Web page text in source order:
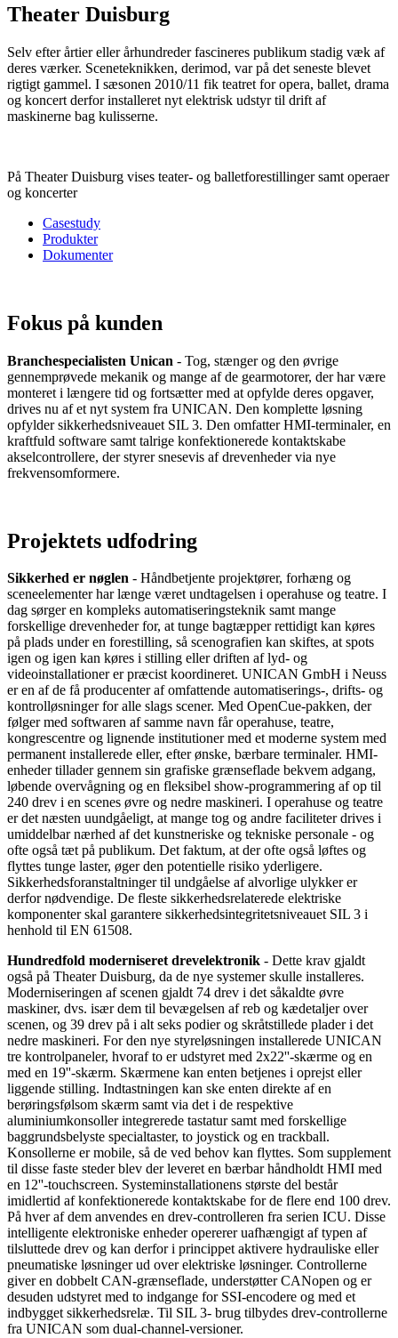
Theater Duisburg
Selv efter årtier eller århundreder fascineres publikum stadig væk af
deres værker. Sceneteknikken, derimod, var på det seneste blevet
rigtigt gammel. I sæsonen 2010/11 fik teatret for opera, ballet, drama
og koncert derfor installeret nyt elektrisk udstyr til drift af
maskinerne bag kulisserne.
På Theater Duisburg vises teater- og balletforestillinger samt operaer
og koncerter
Casestudy
Produkter
Dokumenter
Fokus på kunden
Branchespecialisten Unican - Tog, stænger og den øvrige ​​
gennemprøvede mekanik og mange af de gearmotorer, der har være
monteret i længere tid og fortsætter med at opfylde deres opgaver,
drives nu af et nyt system fra UNICAN. Den komplette løsning
opfylder sikkerhedsniveauet SIL 3. Den omfatter HMI-terminaler, en
kraftfuld software samt talrige konfektionerede kontaktskabe
akselcontrollere, der styrer snesevis af drevenheder via nye
frekvensomformere.
Projektets udfodring
Sikkerhed er nøglen - Håndbetjente projektører, forhæng og
sceneelementer har længe været undtagelsen i operahuse og teatre. I
dag sørger en kompleks automatiseringsteknik samt mange
forskellige drevenheder for, at tunge bagtæpper rettidigt kan køres
på plads under en forestilling, så scenografien kan skiftes, at spots
igen og igen kan køres i stilling eller driften af lyd- og
videoinstallationer er præcist koordineret. UNICAN GmbH i Neuss
er en af ​​de få producenter af omfattende automatiserings-, drifts- og
kontrolløsninger for alle slags scener. Med OpenCue-pakken, der
følger med softwaren af samme navn får operahuse, teatre,
kongrescentre og lignende institutioner med et moderne system med
permanent installerede eller, efter ønske, bærbare terminaler. HMI-
enheder tillader gennem sin grafiske grænseflade bekvem adgang,
løbende overvågning og en fleksibel show-programmering af op til
240 drev i en scenes øvre og nedre maskineri. I operahuse og teatre
er det næsten uundgåeligt, at mange tog og andre faciliteter drives i
umiddelbar nærhed af det kunstneriske og tekniske personale - og
ofte også tæt på publikum. Det faktum, at der ofte også løftes og
flyttes tunge laster, øger den potentielle risiko yderligere.
Sikkerhedsforanstaltninger til undgåelse af ​​alvorlige ulykker er
derfor nødvendige. De fleste sikkerhedsrelaterede elektriske
komponenter skal garantere sikkerhedsintegritetsniveauet SIL 3 i
henhold til EN 61508.
Hundredfold moderniseret drevelektronik - Dette krav gjaldt
også på Theater Duisburg, da de nye systemer skulle installeres.
Moderniseringen af scenen gjaldt 74 drev i det såkaldte øvre
maskiner, dvs. især dem til bevægelsen af reb og kædetaljer over
scenen, og 39 drev på i alt seks podier og skråtstillede plader i det
nedre maskineri. For den nye styreløsningen installerede UNICAN
tre kontrolpaneler, hvoraf to er udstyret med 2x22''-skærme og en
med en 19''-skærm. Skærmene kan enten betjenes i oprejst eller
liggende stilling. Indtastningen kan ske enten direkte af en
berøringsfølsom skærm samt via det i de respektive
aluminiumkonsoller integrerede tastatur samt med forskellige
baggrundsbelyste specialtaster, to joystick og en trackball.
Konsollerne er mobile, så de ved behov kan flyttes. Som supplement
til disse faste steder blev der leveret en bærbar håndholdt HMI med
en 12''-touchscreen. Systeminstallationens største del består
imidlertid af konfektionerede kontaktskabe for de flere end 100 drev.
På hver af dem anvendes en drev-controlleren fra serien ICU. Disse
intelligente elektroniske enheder opererer uafhængigt af typen af ​​
tilsluttede drev og kan derfor i princippet aktivere hydrauliske eller
pneumatiske løsninger ud over elektriske løsninger. Controllerne
giver en dobbelt CAN-grænseflade, understøtter CANopen og er
desuden udstyret med to indgange for SSI-encodere og med et
indbygget sikkerhedsrelæ. Til SIL 3- brug tilbydes drev-controllerne
fra UNICAN som dual-channel-versioner.